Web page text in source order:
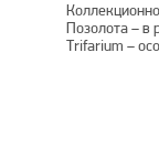
Позолота – в
Trifarium –